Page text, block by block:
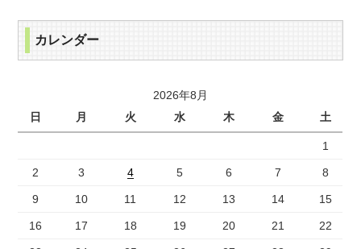
カレンダー
2026年8月
日
月 火 水 木 金 土
1
2 3 4 5 6 7 8
9 10 11 12 13 14 15
16 17 18 19 20 21 22